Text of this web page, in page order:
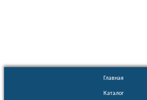
Главная
Каталог